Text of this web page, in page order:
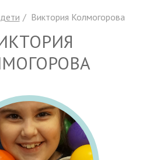
Виктория Колмогорова